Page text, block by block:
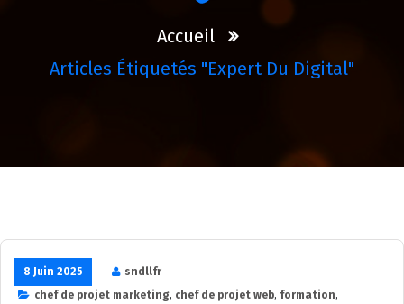
Accueil
Articles Étiquetés "expert Du Digital"
8 Juin 2025
sndllfr
chef de projet marketing, chef de projet web, formation,